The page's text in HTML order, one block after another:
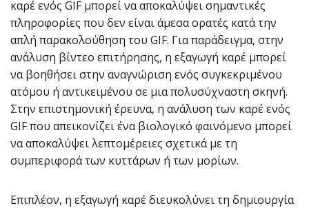
καρέ ενός GIF μπορεί να αποκαλύψει σημαντικές
πληροφορίες που δεν είναι άμεσα ορατές κατά την
απλή παρακολούθηση του GIF. Για παράδειγμα, στην
ανάλυση βίντεο επιτήρησης, η εξαγωγή καρέ μπορεί
να βοηθήσει στην αναγνώριση ενός συγκεκριμένου
ατόμου ή αντικειμένου σε μια πολυσύχναστη σκηνή.
Στην επιστημονική έρευνα, η ανάλυση των καρέ ενός
GIF που απεικονίζει ένα βιολογικό φαινόμενο μπορεί
να αποκαλύψει λεπτομέρειες σχετικά με τη
συμπεριφορά των κυττάρων ή των μορίων.
Επιπλέον, η εξαγωγή καρέ διευκολύνει τη δημιουργία